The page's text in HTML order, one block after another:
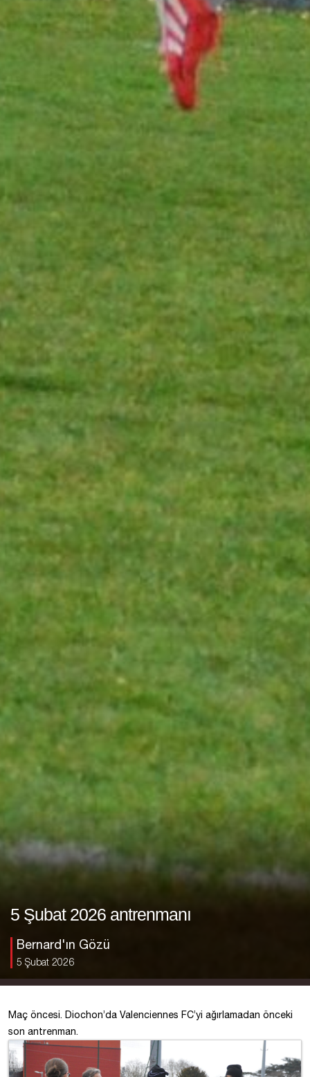
5 Şubat 2026 antrenmanı
Bernard'ın Gözü
5 Şubat 2026
Maç öncesi. Diochon’da Valenciennes FC’yi ağırlamadan önceki
son antrenman.